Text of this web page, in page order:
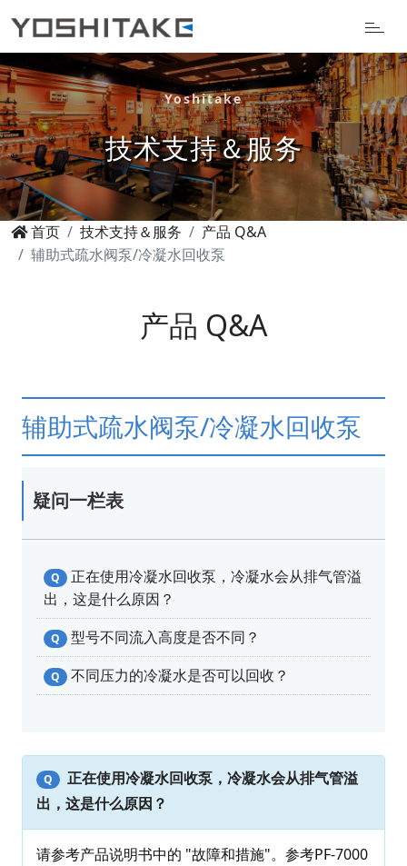
Yoshitake
技术支持＆服务
首页 技术支持＆服务
产品 Q&A
辅助式疏水阀泵/冷凝水回收泵
产品 Q&A
辅助式疏水阀泵/冷凝水回收泵
疑问一栏表
Q
正在使用冷凝水回收泵，冷凝水会从排气管溢
出，这是什么原因？
Q 型号不同流入高度是否不同？
Q 不同压力的冷凝水是否可以回收？
Q
正在使用冷凝水回收泵，冷凝水会从排气管溢
出，这是什么原因？
请参考产品说明书中的 "故障和措施"。参考PF-7000